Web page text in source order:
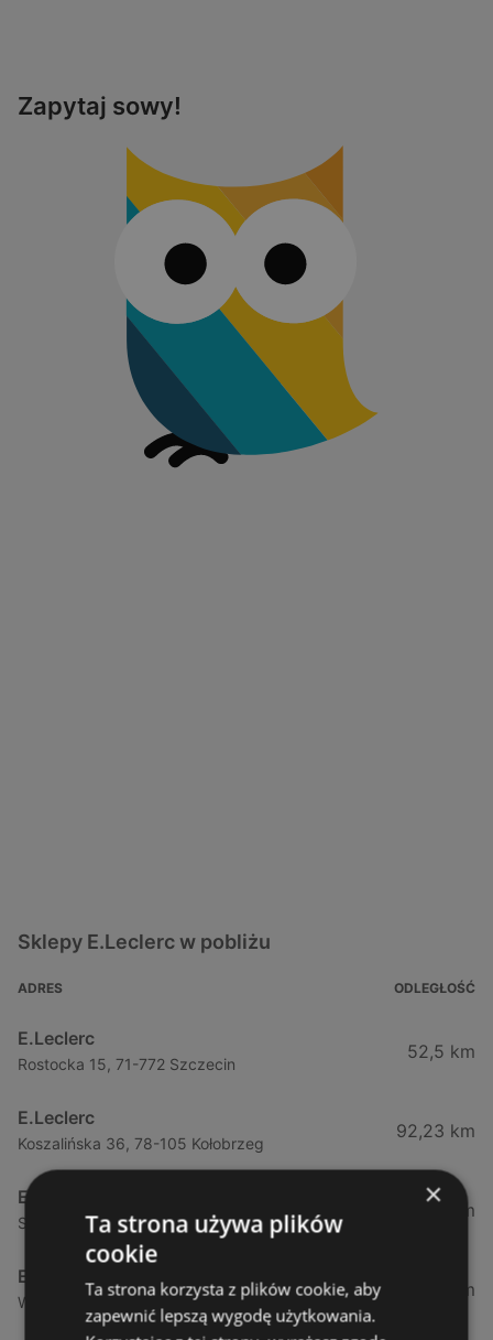
Zapytaj sowy!
Sklepy E.Leclerc w pobliżu
ADRES ODLEGŁOŚĆ
E.Leclerc
Rostocka 15, 71-772 Szczecin
52,5 km
E.Leclerc
Koszalińska 36, 78-105 Kołobrzeg
92,23 km
E.Leclerc
Szczecińska 36k, 76-200 Słupsk
187,97 km
E.Leclerc
Wyszyńskiego 18, 65-536 Zielona Góra
234,16 km
×
Ta strona używa plików
cookie
Ta strona korzysta z plików cookie, aby
zapewnić lepszą wygodę użytkowania.